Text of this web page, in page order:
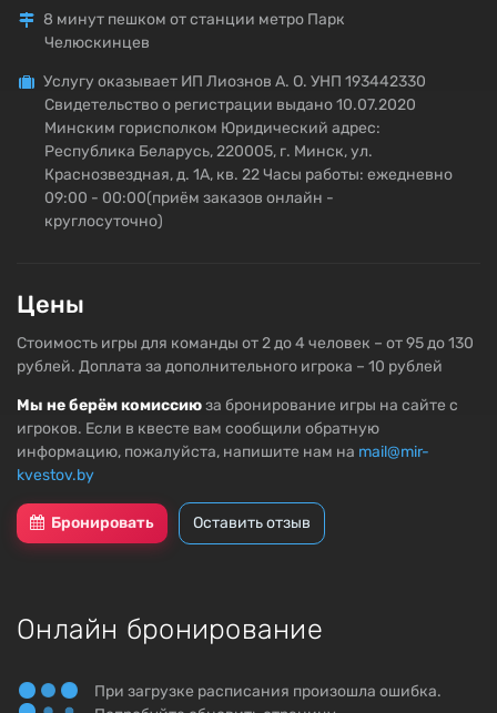
8 минут пешком от станции метро Парк
Челюскинцев
Услугу оказывает ИП Лиознов А. О. УНП 193442330
Свидетельство о регистрации выдано 10.07.2020
Минским горисполком Юридический адрес:
Республика Беларусь, 220005, г. Минск, ул.
Краснозвездная, д. 1А, кв. 22 Часы работы: ежедневно
09:00 - 00:00(приём заказов онлайн -
круглосуточно)
Цены
Стоимость игры для команды от 2 до 4 человек – от 95 до 130
рублей. Доплата за дополнительного игрока – 10 рублей
Мы не берём комиссиюза бронирование игры на сайте с
игроков. Если в квесте вам сообщили обратную
информацию, пожалуйста, напишите нам на mail@mir-
kvestov.by
Бронировать Оставить отзыв
Онлайн бронирование
При загрузке расписания произошла ошибка.